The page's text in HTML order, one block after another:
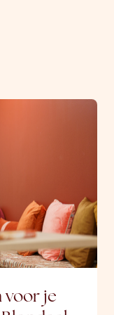
voor je